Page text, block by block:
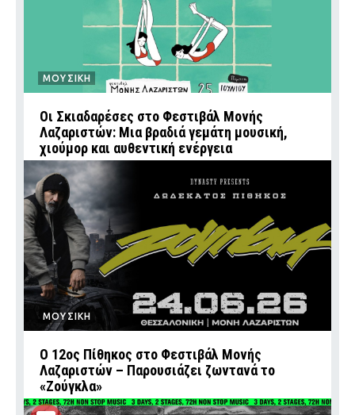
ΜΟΥΣΙΚΗ
Οι Σκιαδαρέσες στο Φεστιβάλ Μονής
Λαζαριστών: Μια βραδιά γεμάτη μουσική,
χιούμορ και αυθεντική ενέργεια
ΜΟΥΣΙΚΗ
Ο 12ος Πίθηκος στο Φεστιβάλ Μονής
Λαζαριστών – Παρουσιάζει ζωντανά το
«Ζούγκλα»